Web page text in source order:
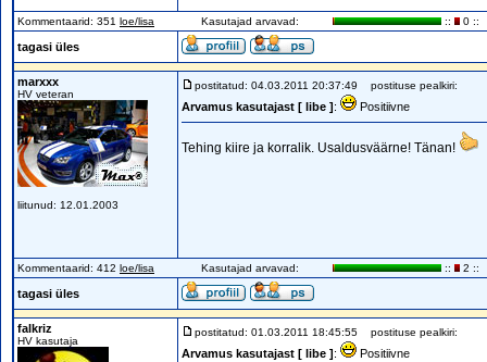
Kommentaarid: 351 loe/lisa Kasutajad arvavad: :: 0 ::
tagasi üles
marxxx
HV veteran
liitunud: 12.01.2003
postitatud: 04.03.2011 20:37:49 postituse pealkiri:
Arvamus kasutajast [ libe ]: Positiivne
Tehing kiire ja korralik. Usaldusväärne! Tänan!
Kommentaarid: 412 loe/lisa Kasutajad arvavad: :: 2 ::
tagasi üles
falkriz
HV kasutaja
postitatud: 01.03.2011 18:45:55 postituse pealkiri:
Arvamus kasutajast [ libe ]: Positiivne